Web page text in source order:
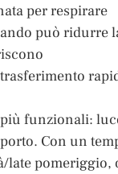
per respirare
può ridurre
più funzionali:
Con un
late pomeriggio,